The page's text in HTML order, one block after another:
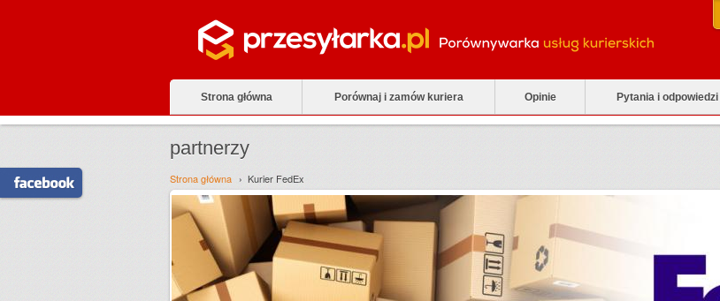
Strona główna Porównaj i zamów kuriera Opinie Pytania i odpowiedzi
partnerzy
Strona główna Kurier FedEx